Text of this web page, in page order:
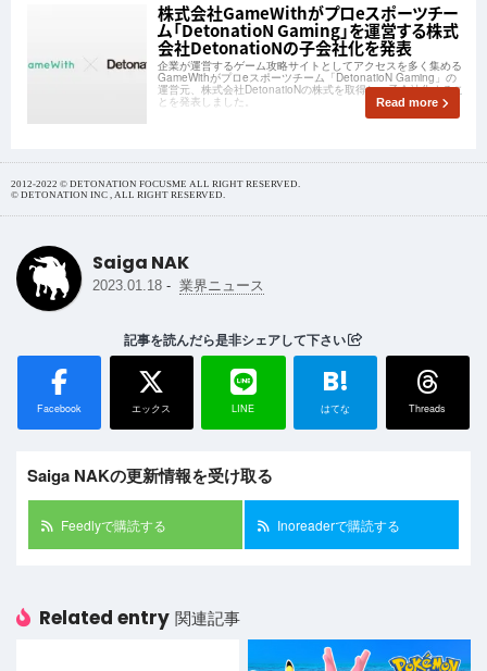
株式会社GameWithがプロeスポーツチー
ム「DetonatioN Gaming」を運営する株式
会社DetonatioNの子会社化を発表
企業が運営するゲーム攻略サイトとしてアクセスを多く集める
GameWithがプロeスポーツチーム「DetonatioN Gaming」の
運営元、株式会社DetonatioNの株式を取得し、子会社化するこ
とを発表しました。 Read more
2012-2022 © DETONATION FOCUSME ALL RIGHT RESERVED.
© DETONATION INC , ALL RIGHT RESERVED.
Saiga NAK
2023.01.18 - 業界ニュース
記事を読んだら是非シェアして下さい
Facebook エックス LINE
B!
はてな Threads
Saiga NAKの更新情報を受け取る
Feedlyで購読する Inoreaderで購読する
Related entry 関連記事